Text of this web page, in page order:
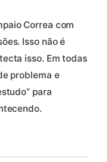
Correa com
Isso não é
isso. Em todas
problema e
para